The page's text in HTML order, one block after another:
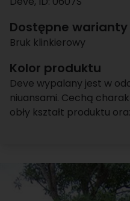
Dostępne warianty
Bruk klinkierowy
Kolor produktu
Deve wypalany jest w
niuansami. Cechą
obły kształt produktu